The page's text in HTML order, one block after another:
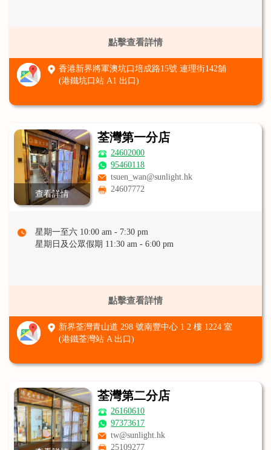
點擊查看詳情
香港新界將軍澳坑口培成路15號 連理街142舖
(港鐵坑口站 A1 出口)
查看詳情
荃灣第一分店
24602000
95460118
tsuen_wan@sunlight.hk
24607772
星期一至六 10:00 am - 7:30 pm
星期日及公眾假期 11:30 am - 6:00 pm
點擊查看詳情
新界荃灣青山道 298 號南豐中心 1 2 樓 1224 室
(港鐵荃灣站 A 出口)
荃灣第二分店
26160610
97373617
tw@sunlight.hk
25109277